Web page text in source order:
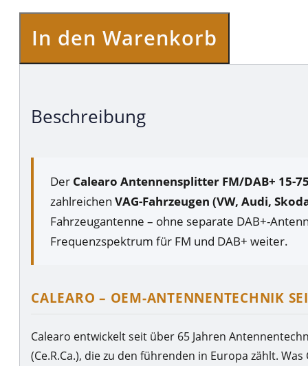
In den Warenkorb
Beschreibung
Der Calearo Antennensplitter FM/DAB+ 15-
zahlreichen VAG-Fahrzeugen (VW, Audi,
Fahrzeugantenne – ohne separate DAB+-
Frequenzspektrum für FM und DAB+ weiter.
CALEARO – OEM-ANTENNENTECHNIK
Calearo entwickelt seit über 65 Jahren
(Ce.R.Ca.), die zu den führenden in Europa zählt.